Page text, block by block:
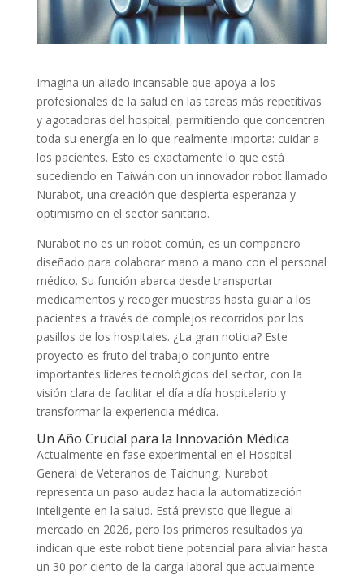
Imagina un aliado incansable que apoya a los
profesionales de la salud en las tareas más repetitivas
y agotadoras del hospital, permitiendo que concentren
toda su energía en lo que realmente importa: cuidar a
los pacientes. Esto es exactamente lo que está
sucediendo en Taiwán con un innovador robot llamado
Nurabot, una creación que despierta esperanza y
optimismo en el sector sanitario.
Nurabot no es un robot común, es un compañero
diseñado para colaborar mano a mano con el personal
médico. Su función abarca desde transportar
medicamentos y recoger muestras hasta guiar a los
pacientes a través de complejos recorridos por los
pasillos de los hospitales. ¿La gran noticia? Este
proyecto es fruto del trabajo conjunto entre
importantes líderes tecnológicos del sector, con la
visión clara de facilitar el día a día hospitalario y
transformar la experiencia médica.
Un Año Crucial para la Innovación Médica
Actualmente en fase experimental en el Hospital
General de Veteranos de Taichung, Nurabot
representa un paso audaz hacia la automatización
inteligente en la salud. Está previsto que llegue al
mercado en 2026, pero los primeros resultados ya
indican que este robot tiene potencial para aliviar hasta
un 30 por ciento de la carga laboral que actualmente